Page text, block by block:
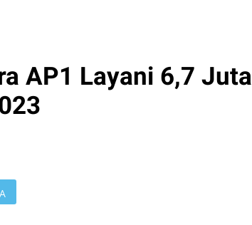
AP1 Layani 6,7 Juta